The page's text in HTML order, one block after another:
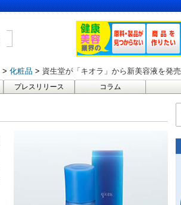
化粧品 資生堂が「キオラ」から新美容液を発売
プレスリリース コラム